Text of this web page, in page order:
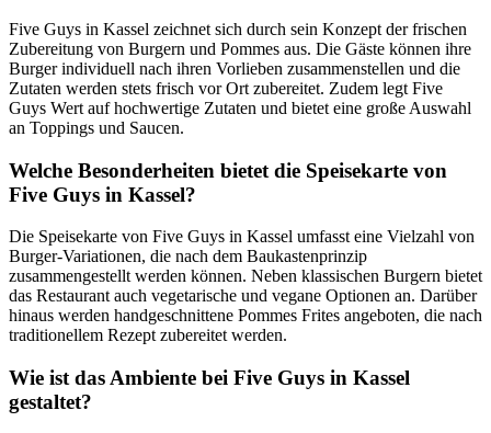
Five Guys in Kassel zeichnet sich durch sein Konzept der frischen
Zubereitung von Burgern und Pommes aus. Die Gäste können ihre
Burger individuell nach ihren Vorlieben zusammenstellen und die
Zutaten werden stets frisch vor Ort zubereitet. Zudem legt Five
Guys Wert auf hochwertige Zutaten und bietet eine große Auswahl
an Toppings und Saucen.
Welche Besonderheiten bietet die Speisekarte von
Five Guys in Kassel?
Die Speisekarte von Five Guys in Kassel umfasst eine Vielzahl von
Burger-Variationen, die nach dem Baukastenprinzip
zusammengestellt werden können. Neben klassischen Burgern bietet
das Restaurant auch vegetarische und vegane Optionen an. Darüber
hinaus werden handgeschnittene Pommes Frites angeboten, die nach
traditionellem Rezept zubereitet werden.
Wie ist das Ambiente bei Five Guys in Kassel
gestaltet?